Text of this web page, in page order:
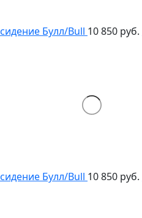
сидение Булл/Bull 10 850 руб.
сидение Булл/Bull 10 850 руб.